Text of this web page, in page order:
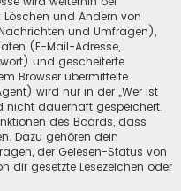
und Ändern von
und Umfragen),
(E-Mail-Adresse,
und gescheiterte
Browser übermittelte
wird nur in der „Wer ist
nicht dauerhaft gespeichert.
des Boards, dass
Dazu gehören dein
der Gelesen-Status von
dir gesetzte Lesezeichen oder